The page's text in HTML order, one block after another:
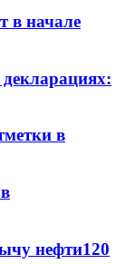
в начале
в
нефти120